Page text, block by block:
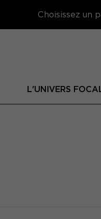
Choisissez un
L'UNIVERS